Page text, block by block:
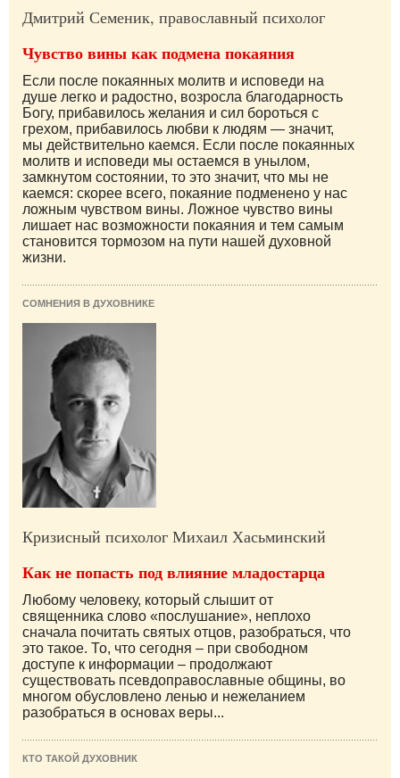
Дмитрий Семеник, православный психолог
Чувство вины как подмена покаяния
Если после покаянных молитв и исповеди на
душе легко и радостно, возросла благодарность
Богу, прибавилось желания и сил бороться с
грехом, прибавилось любви к людям — значит,
мы действительно каемся. Если после покаянных
молитв и исповеди мы остаемся в унылом,
замкнутом состоянии, то это значит, что мы не
каемся: скорее всего, покаяние подменено у нас
ложным чувством вины. Ложное чувство вины
лишает нас возможности покаяния и тем самым
становится тормозом на пути нашей духовной
жизни.
СОМНЕНИЯ В ДУХОВНИКЕ
Кризисный психолог Михаил Хасьминский
Как не попасть под влияние младостарца
Любому человеку, который слышит от
священника слово «послушание», неплохо
сначала почитать святых отцов, разобраться, что
это такое. То, что сегодня – при свободном
доступе к информации – продолжают
существовать псевдоправославные общины, во
многом обусловлено ленью и нежеланием
разобраться в основах веры...
КТО ТАКОЙ ДУХОВНИК